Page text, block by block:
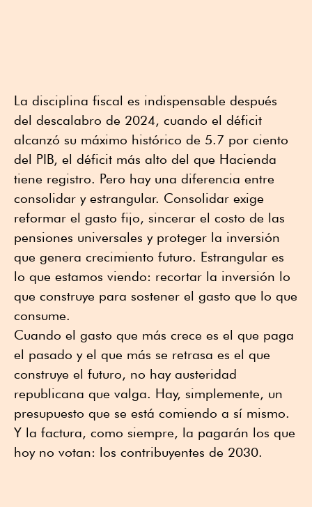
La disciplina fiscal es indispensable después
del descalabro de 2024, cuando el déficit
alcanzó su máximo histórico de 5.7 por ciento
del PIB, el déficit más alto del que Hacienda
tiene registro. Pero hay una diferencia entre
consolidar y estrangular. Consolidar exige
reformar el gasto fijo, sincerar el costo de las
pensiones universales y proteger la inversión
que genera crecimiento futuro. Estrangular es
lo que estamos viendo: recortar la inversión lo
que construye para sostener el gasto que lo que
consume.
Cuando el gasto que más crece es el que paga
el pasado y el que más se retrasa es el que
construye el futuro, no hay austeridad
republicana que valga. Hay, simplemente, un
presupuesto que se está comiendo a sí mismo.
Y la factura, como siempre, la pagarán los que
hoy no votan: los contribuyentes de 2030.